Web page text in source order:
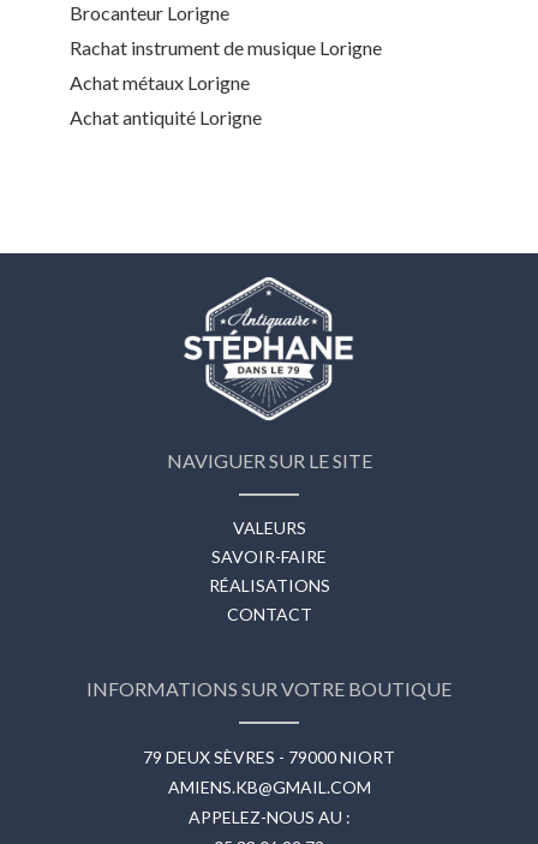
Brocanteur Lorigne
Rachat instrument de musique Lorigne
Achat métaux Lorigne
Achat antiquité Lorigne
NAVIGUER SUR LE SITE
VALEURS
SAVOIR-FAIRE
RÉALISATIONS
CONTACT
INFORMATIONS SUR VOTRE BOUTIQUE
79 DEUX SÈVRES - 79000 NIORT
AMIENS.KB@GMAIL.COM
APPELEZ-NOUS AU :